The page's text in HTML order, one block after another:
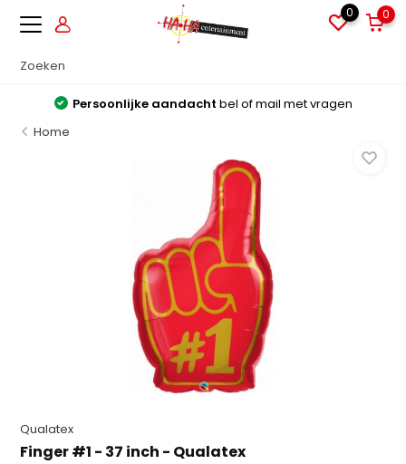
0 0
Persoonlijke aandacht bel of mail met vragen
Home
Qualatex
Finger #1 - 37 inch - Qualatex